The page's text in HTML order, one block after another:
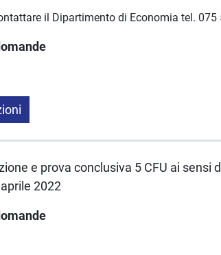
il Dipartimento di Economia tel. 075
e prova conclusiva 5 CFU ai sensi
2022